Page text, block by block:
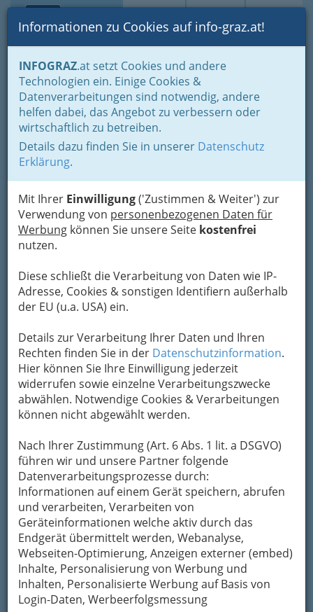
Suche Login Toggle
Informationen zu Cookies auf info-graz.at!
INFOGRAZ.at setzt Cookies und andere
Technologien ein. Einige Cookies &
Datenverarbeitungen sind notwendig, andere
helfen dabei, das Angebot zu verbessern oder
wirtschaftlich zu betreiben.
Details dazu finden Sie in unserer Datenschutz
Erklärung.
Mit Ihrer Einwilligung('Zustimmen & Weiter') zur
Verwendung von personenbezogenen Daten für
Werbung können Sie unsere Seite kostenfrei
nutzen.
Diese schließt die Verarbeitung von Daten wie IP-
Adresse, Cookies & sonstigen Identifiern außerhalb
der EU (u.a. USA) ein.
Details zur Verarbeitung Ihrer Daten und Ihren
Rechten finden Sie in der Datenschutzinformation.
Hier können Sie Ihre Einwilligung jederzeit
widerrufen sowie einzelne Verarbeitungszwecke
abwählen. Notwendige Cookies & Verarbeitungen
können nicht abgewählt werden.
Nach Ihrer Zustimmung (Art. 6 Abs. 1 lit. a DSGVO)
führen wir und unsere Partner folgende
Datenverarbeitungsprozesse durch:
Informationen auf einem Gerät speichern, abrufen
und verarbeiten, Verarbeiten von
Geräteinformationen welche aktiv durch das
Endgerät übermittelt werden, Webanalyse,
Webseiten-Optimierung, Anzeigen externer (embed)
Inhalte, Personalisierung von Werbung und
Inhalten, Personalisierte Werbung auf Basis von
Login-Daten, Werbeerfolgsmessung
Home Branchen
Gastronomie - regional und international
Buschenschenken - Buschenschänken
Buschenschänke nach Orten
Leibnitz
Weingut Gründl
Sonnenstraße 11, 8423 St. Veit am Vogau
+43 3453 2110
Karte
Kontaktaufnahme
Um die Info-Graz Firmen vor Spam-Mails zu
bewahren, verwenden wir an dieser Stelle zur
Übermittlung Ihrer Nachricht ein sicheres
Formular. Ihre Nachricht wird nach dem
Absenden umgehend per Mail an das
Unternehmen Weingut Gründl weitergeleitet.
Mein Name
Meine Email Adresse
Mein Betreff
Meine Nachricht